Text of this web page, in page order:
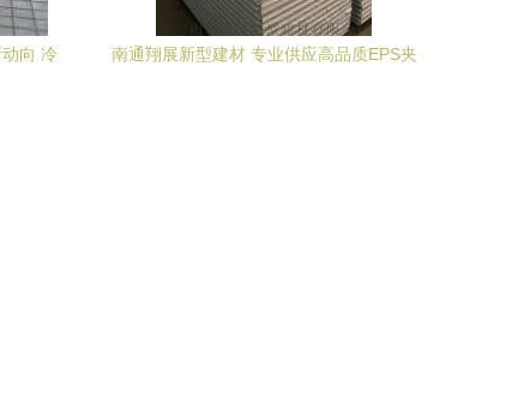
向 冷
南通翔展新型建材 专业供应高品质EPS夹